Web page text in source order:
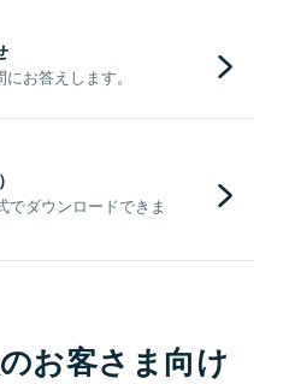
お答えします。
でダウンロードできま
お客さま向け